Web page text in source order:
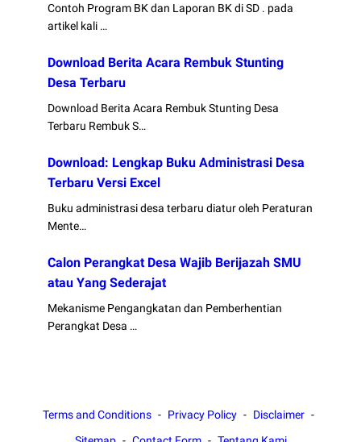
Contoh Program BK dan Laporan BK di SD . pada
artikel kali …
Download Berita Acara Rembuk Stunting
Desa Terbaru
Download Berita Acara Rembuk Stunting Desa
Terbaru Rembuk S…
Download: Lengkap Buku Administrasi Desa
Terbaru Versi Excel
Buku administrasi desa terbaru diatur oleh Peraturan
Mente…
Calon Perangkat Desa Wajib Berijazah SMU
atau Yang Sederajat
Mekanisme Pengangkatan dan Pemberhentian
Perangkat Desa …
Terms and Conditions Privacy Policy
Disclaimer